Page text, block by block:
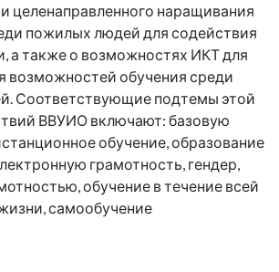
целенаправленного наращивания
пожилых людей для содействия
а также о возможностях ИКТ для
возможностей обучения среди
Соответствующие подтемы этой
ВВУИО включают: базовую
обучение, образование
грамотность, гендер,
обучение в течение всей
самообучение